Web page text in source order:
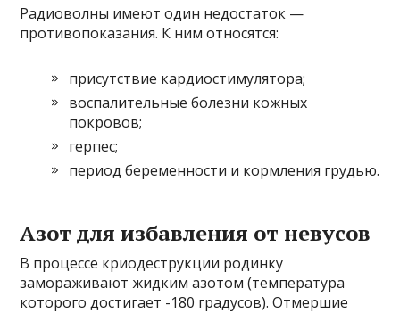
Радиоволны имеют один недостаток —
противопоказания. К ним относятся:
присутствие кардиостимулятора;
воспалительные болезни кожных
покровов;
герпес;
период беременности и кормления грудью.
Азот для избавления от невусов
В процессе криодеструкции родинку
замораживают жидким азотом (температура
которого достигает -180 градусов). Отмершие